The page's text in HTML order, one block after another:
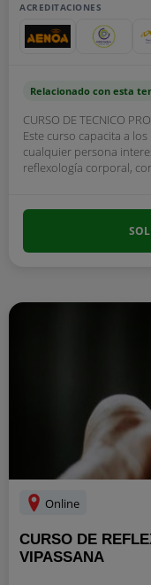
ACREDITACIONES
Relacionado con esta
CURSO DE TECNICO
Este curso capacita a
cualquier persona
reflexología corporal,
Online
CURSO DE
VIPASSANA